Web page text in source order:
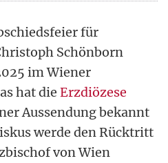
für
Schönborn
im Wiener
hat die Erzdiözese
Aussendung bekannt
werde den Rücktritt
von Wien